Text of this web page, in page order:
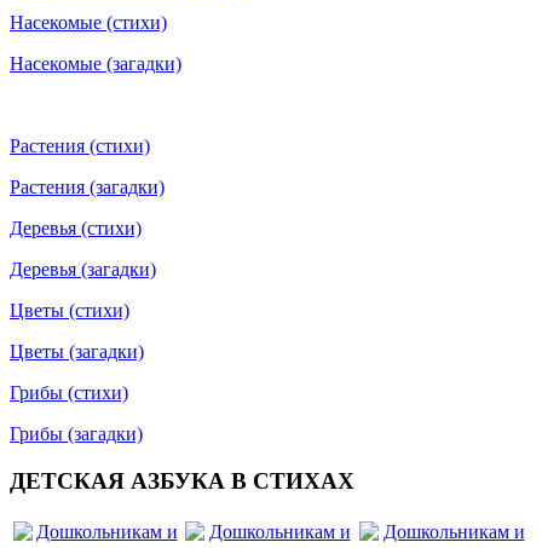
Насекомые (стихи)
Насекомые (загадки)
Растения (стихи)
Растения (загадки)
Деревья (стихи)
Деревья (загадки)
Цветы (стихи)
Цветы (загадки)
Грибы (стихи)
Грибы (загадки)
ДЕТСКАЯ АЗБУКА В СТИХАХ